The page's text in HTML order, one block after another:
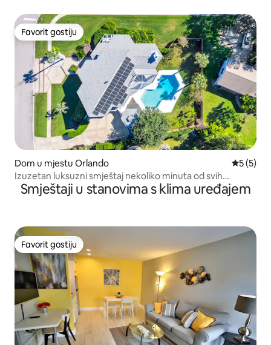
Favorit gostiju
Favorit gostiju
Dom u mjestu Orlando
5 (5)
Izuzetan luksuzni smještaj nekoliko minuta od svih
tematskih parkova
Smještaji u stanovima s klima uređajem
Favorit gostiju
Favorit gostiju